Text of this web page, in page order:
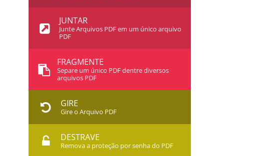
JUNTAR
Junte Arquivos PDF em um único arquivo
PDF
FRAGMENTE
Separe um único PDF dentre diversos
arquivos PDF
GIRE
Gire o Arquivo PDF
DESTRAVE
Remova a proteção por senha do PDF